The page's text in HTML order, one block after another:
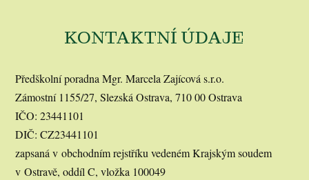
KONTAKTNÍ ÚDAJE
Předškolní poradna Mgr. Marcela Zajícová s.r.o.
Zámostní 1155/27, Slezská Ostrava, 710 00 Ostrava
IČO: 23441101
DIČ: CZ23441101
zapsaná v obchodním rejstříku vedeném Krajským soudem
v Ostravě, oddíl C, vložka 100049